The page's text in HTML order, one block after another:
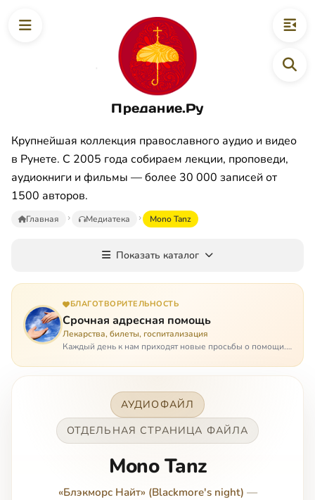
Предание.Ру
Крупнейшая коллекция православного аудио и видео
в Рунете. С 2005 года собираем лекции, проповеди,
аудиокниги и фильмы — более 30 000 записей от
1500 авторов.
Главная Медиатека Mono Tanz
Показать каталог
БЛАГОТВОРИТЕЛЬНОСТЬ
Срочная адресная помощь
Лекарства, билеты, госпитализация
Каждый день к нам приходят новые просьбы о помощи.
она нужна была вчера: в приеме лекарств образовался
АУДИОФАЙЛ
ОТДЕЛЬНАЯ СТРАНИЦА ФАЙЛА
Mono Tanz
«Блэкморс Найт» (Blackmore's night) —